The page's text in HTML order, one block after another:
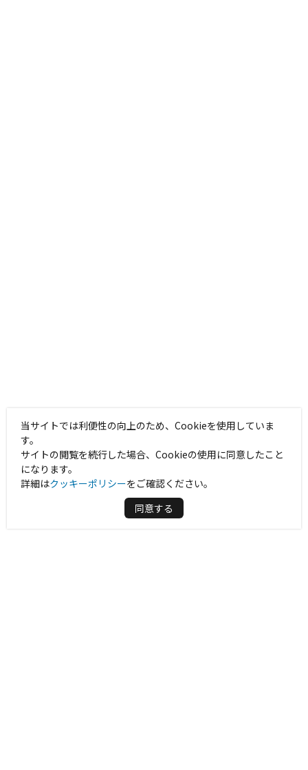
当サイトでは利便性の向上のため、Cookieを使用していま
す。
サイトの閲覧を続行した場合、Cookieの使用に同意したこと
になります。
詳細はクッキーポリシーをご確認ください。
同意する